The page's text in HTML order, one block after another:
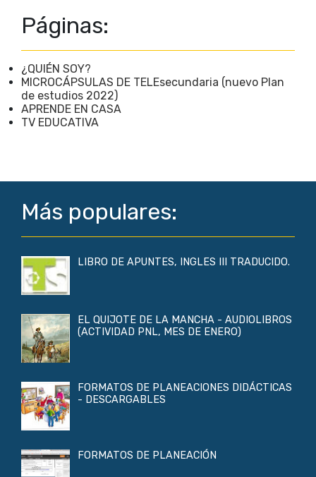
Páginas:
¿QUIÉN SOY?
MICROCÁPSULAS DE TELEsecundaria (nuevo Plan
de estudios 2022)
APRENDE EN CASA
TV EDUCATIVA
Más populares:
LIBRO DE APUNTES, INGLES III TRADUCIDO.
EL QUIJOTE DE LA MANCHA - AUDIOLIBROS
(ACTIVIDAD PNL, MES DE ENERO)
FORMATOS DE PLANEACIONES DIDÁCTICAS
- DESCARGABLES
FORMATOS DE PLANEACIÓN